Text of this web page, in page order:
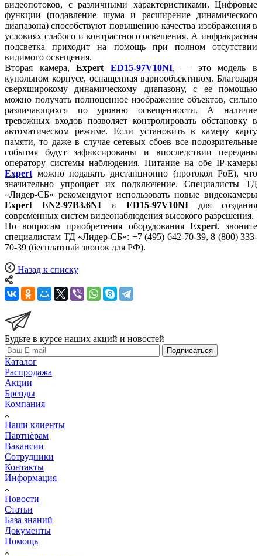
видеопотоков, с различными характеристиками. Цифровые
функции (подавление шума и расширение динамического
диапазона) способствуют повышению качества изображения в
условиях слабого и контрастного освещения. А инфракрасная
подсветка приходит на помощь при полном отсутствии
видимого освещения.
Вторая камера,ExpertED15-97V10NI, — это модель в
купольном корпусе, оснащенная вариообъективом. Благодаря
сверхширокому динамическому диапазону, с ее помощью
можно получать полноценное изображение объектов, сильно
различающихся по уровню освещенности. А наличие
тревожных входов позволяет контролировать обстановку в
автоматическом режиме. Если установить в камеру карту
памяти, то даже в случае сетевых сбоев все подозрительные
события будут зафиксированы и впоследствии переданы
оператору системы наблюдения. Питание на обе IP-камеры
Expert можно подавать дистанционно (протокол PoE), что
значительно упрощает их подключение. Специалисты ТД
«Лидер-СБ» рекомендуют использовать новые видеокамеры
Expert EN2-97B3.6NI и ED15-97V10NI для создания
современных систем видеонаблюдения высокого разрешения.
По вопросам приобретения оборудования Expert, звоните
специалистам ТД «Лидер-СБ»: +7 (495) 642-70-39, 8 (800) 333-
70-39 (бесплатный звонок для РФ).
Назад к списку
Будьте в курсе наших акций и новостей
Подписаться
Каталог
Распродажа
Акции
Бренды
Компания
Наши клиенты
Партнёрам
Вакансии
Сотрудники
Контакты
Информация
Новости
Статьи
База знаний
Документы
Помощь